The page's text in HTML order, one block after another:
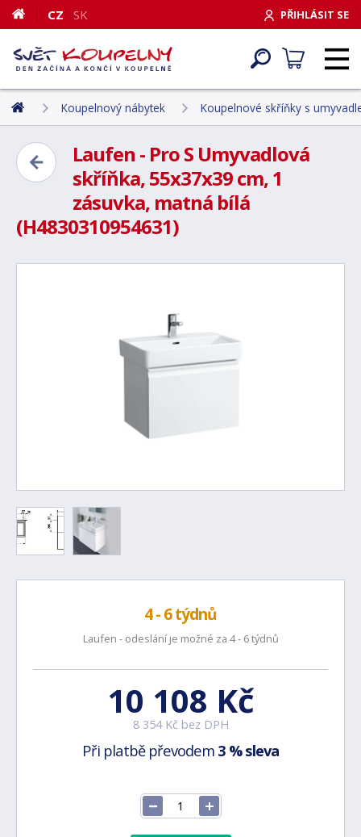
PŘIHLÁSIT SE
CZ SK
Koupelnový nábytek Koupelnové skříňky s
Laufen - Pro S Umyvadlová
skříňka, 55x37x39 cm, 1
zásuvka, matná bílá
(H4830310954631)
4 - 6 týdnů
Laufen - odeslání je možné za 4 - 6 týdnů
10 108 Kč
8 354 Kč bez DPH
Při platbě převodem 3 % sleva